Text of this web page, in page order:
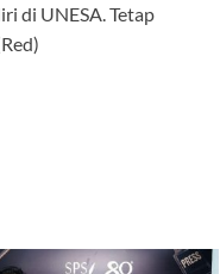
di UNESA. Tetap